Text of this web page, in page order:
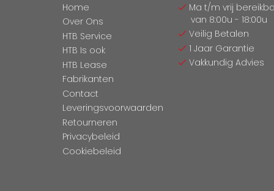
Home
Over Ons
HTB Service
HTB Is ook
HTB Lease
Fabrikanten
Contact
Leveringsvoorwaarden
Retourneren
Privacybeleid
Cookiebeleid
Ma t/m vrij
van 8:00u - 18:00u
Veilig Betalen
1 Jaar Garantie
Vakkundig Advies